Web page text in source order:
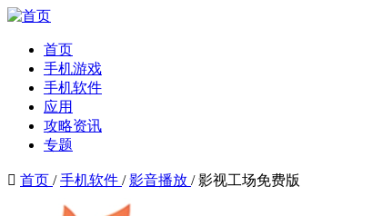
首页
手机游戏
手机软件
应用
攻略资讯
专题
 首页 / 手机软件 / 影音播放 / 影视工场免费版